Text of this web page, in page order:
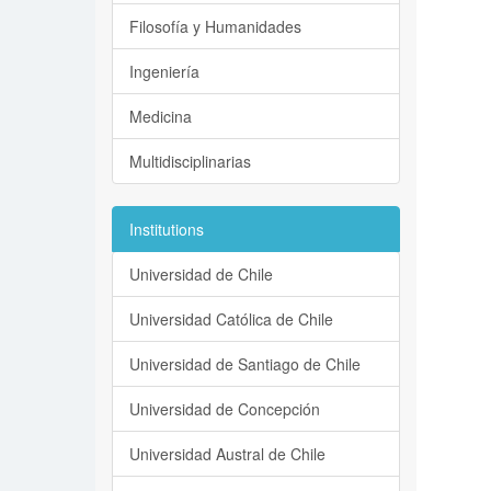
Filosofía y Humanidades
Ingeniería
Medicina
Multidisciplinarias
Institutions
Universidad de Chile
Universidad Católica de Chile
Universidad de Santiago de Chile
Universidad de Concepción
Universidad Austral de Chile